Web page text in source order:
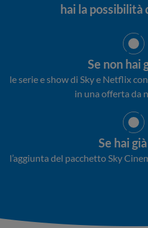
hai la possibilità
Se non hai
le serie e show di Sky e Netflix
in una offerta da
Se hai
l’aggiunta del pacchetto Sky